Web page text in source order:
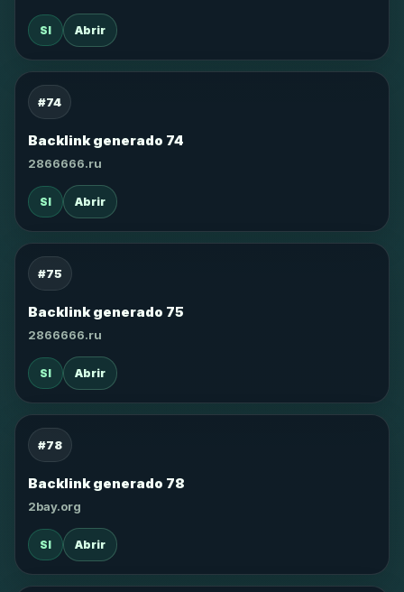
SI Abrir
#74
Backlink generado 74
2866666.ru
SI Abrir
#75
Backlink generado 75
2866666.ru
SI Abrir
#78
Backlink generado 78
2bay.org
SI Abrir